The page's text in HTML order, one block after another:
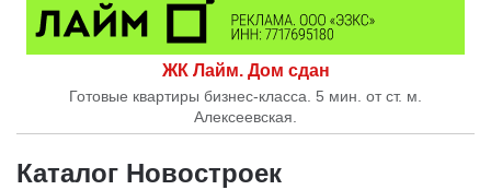
ЖК Лайм. Дом сдан
Готовые квартиры бизнес-класса. 5 мин. от ст. м.
Алексеевская.
Каталог Новостроек